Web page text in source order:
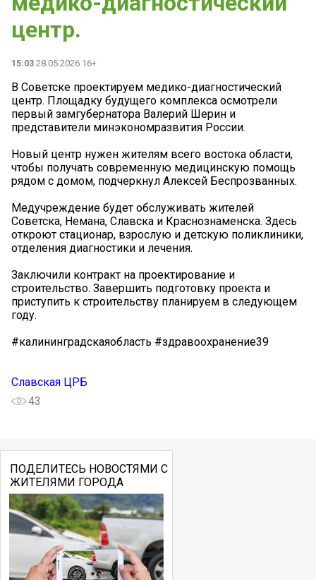
центр.
15:03 28.05.2026 16+
В Советске проектируем медико-диагностический
центр. Площадку будущего комплекса осмотрели
первый замгубернатора Валерий Шерин и
представители минэкономразвития России.
Новый центр нужен жителям всего востока области,
чтобы получать современную медицинскую помощь
рядом с домом, подчеркнул Алексей Беспрозванных.
Медучреждение будет обслуживать жителей
Советска, Немана, Славска и Краснознаменска. Здесь
откроют стационар, взрослую и детскую поликлиники,
отделения диагностики и лечения.
Заключили контракт на проектирование и
строительство. Завершить подготовку проекта и
приступить к строительству планируем в следующем
году.
#калининградскаяобласть #здравоохранение39
Славская ЦРБ
43
ПОДЕЛИТЕСЬ НОВОСТЯМИ С
ЖИТЕЛЯМИ ГОРОДА